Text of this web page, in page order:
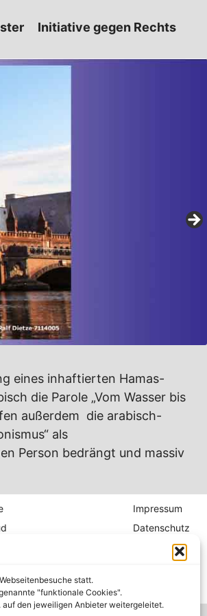
statt.
"funktionale Cookies".
auf den jeweiligen Anbieter weitergeleitet.
Initiative gegen Rechts
eines inhaftierten Hamas-
die Parole „Vom Wasser bis
außerdem die arabisch-
als
Person bedrängt und massiv
Impressum
Datenschutz
Hausordnung